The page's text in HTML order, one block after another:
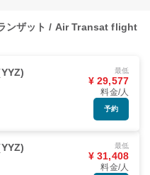
ンザット / Air Transat flight
最低
¥ 29,577
料金/人
予約
最低
¥ 31,408
料金/人